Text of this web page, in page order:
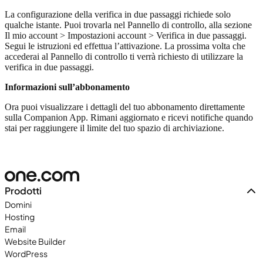
La configurazione della verifica in due passaggi richiede solo
qualche istante. Puoi trovarla nel Pannello di controllo, alla sezione
Il mio account > Impostazioni account > Verifica in due passaggi.
Segui le istruzioni ed effettua l’attivazione. La prossima volta che
accederai al Pannello di controllo ti verrà richiesto di utilizzare la
verifica in due passaggi.
Informazioni sull’abbonamento
Ora puoi visualizzare i dettagli del tuo abbonamento direttamente
sulla Companion App. Rimani aggiornato e ricevi notifiche quando
stai per raggiungere il limite del tuo spazio di archiviazione.
Prodotti
Domini
Hosting
Email
Website Builder
WordPress